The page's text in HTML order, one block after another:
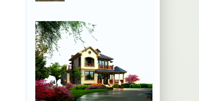
садовода - «Цветы»